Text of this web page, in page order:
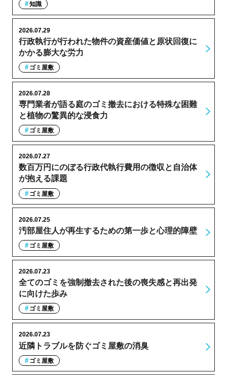
知識
行政執行が行われた物件の資産価値と原状回復に
かかる膨大な労力
2026.07.29
ゴミ屋敷
専門業者が語る庭のゴミ撤去における特殊な困難
と植物の驚異的な浸食力
2026.07.28
ゴミ屋敷
数百万円にのぼる行政代執行費用の徴収と自治体
が抱える課題
2026.07.27
ゴミ屋敷
汚部屋住人が再生するための第一歩と心理的障壁
2026.07.25
ゴミ屋敷
全てのゴミを強制撤去された後の喪失感と再出発
に向けた歩み
2026.07.23
ゴミ屋敷
近隣トラブルを防ぐゴミ屋敷の消臭
2026.07.23
ゴミ屋敷